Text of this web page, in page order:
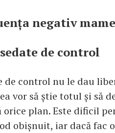
negativ
de control
de control nu le dau
vor să știe totul și să
orice plan. Este dificil
obișnuit, iar dacă fac